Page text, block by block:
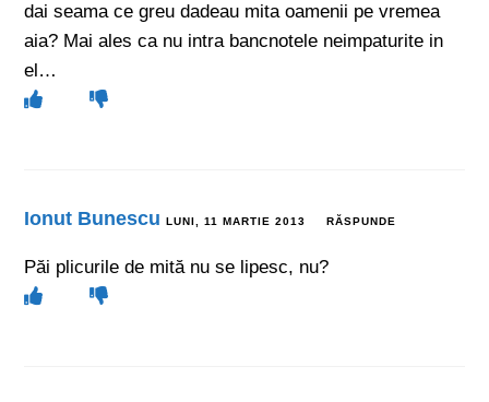
dai seama ce greu dadeau mita oamenii pe vremea
aia? Mai ales ca nu intra bancnotele neimpaturite in
el…
Ionut Bunescu LUNI, 11 MARTIE 2013 RĂSPUNDE
Păi plicurile de mită nu se lipesc, nu?